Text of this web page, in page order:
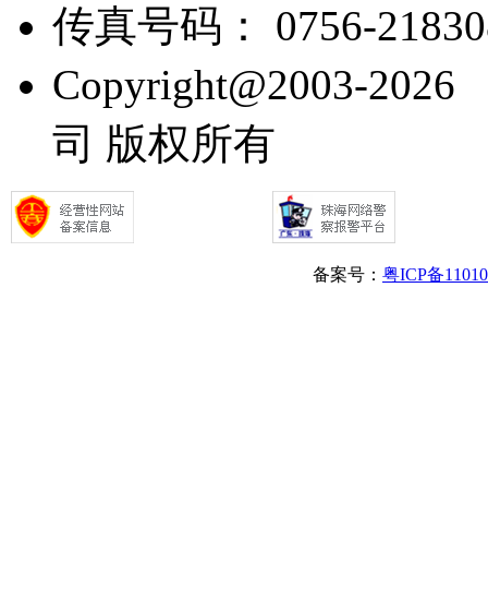
传真号码： 0756-
Copyright@2003-
司 版权所有
备案号： 粤ICP备